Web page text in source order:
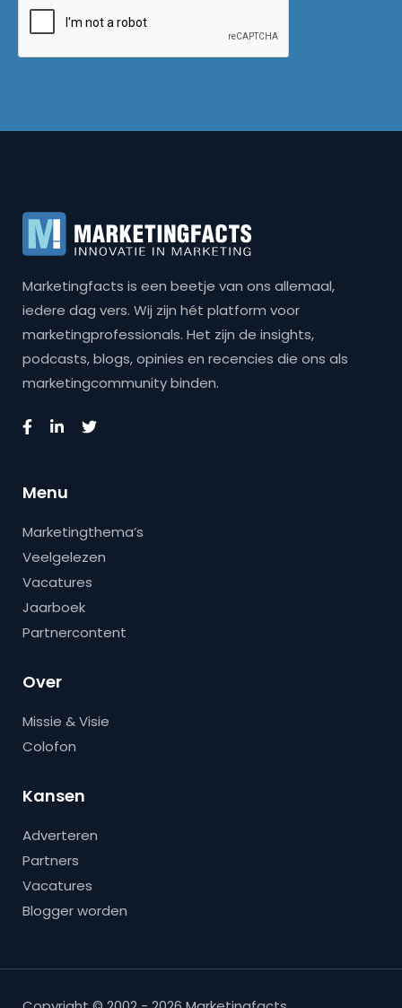
Marketingfacts is een beetje van ons allemaal,
iedere dag vers. Wij zijn hét platform voor
marketingprofessionals. Het zijn de insights,
podcasts, blogs, opinies en recencies die ons als
marketingcommunity binden.
Menu
Marketingthema’s
Veelgelezen
Vacatures
Jaarboek
Partnercontent
Over
Missie & Visie
Colofon
Kansen
Adverteren
Partners
Vacatures
Blogger worden